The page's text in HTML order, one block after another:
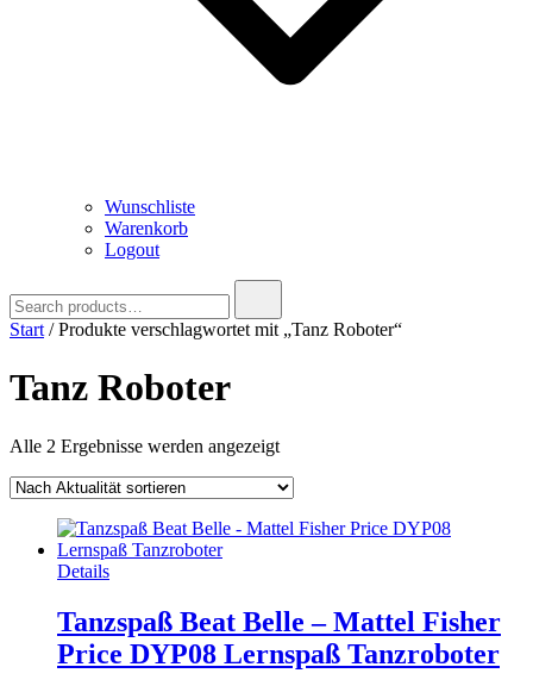
Wunschliste
Warenkorb
Logout
for:
Start / Produkte verschlagwortet mit „Tanz Roboter“
Tanz Roboter
Alle 2 Ergebnisse werden angezeigtNach
sortiert
Details
Tanzspaß Beat Belle – Mattel Fisher
Price DYP08 Lernspaß Tanzroboter